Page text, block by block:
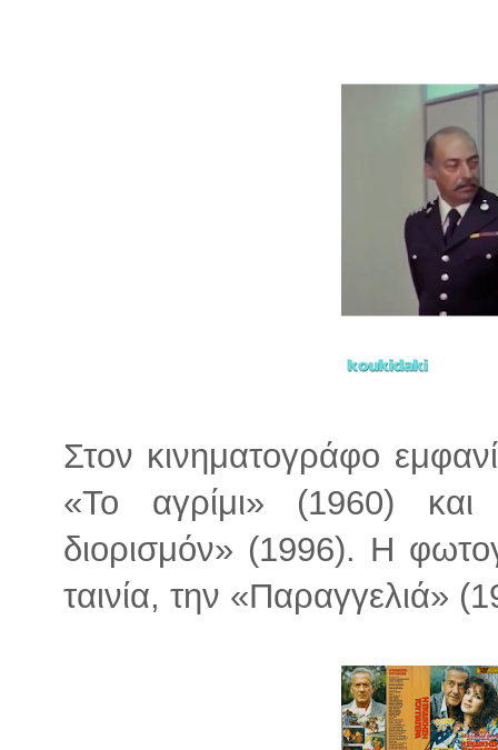
Στον κινηματογράφο
«Το αγρίμι» (1960) και
διορισμόν» (1996). Η
ταινία, την «Παραγγελιά»